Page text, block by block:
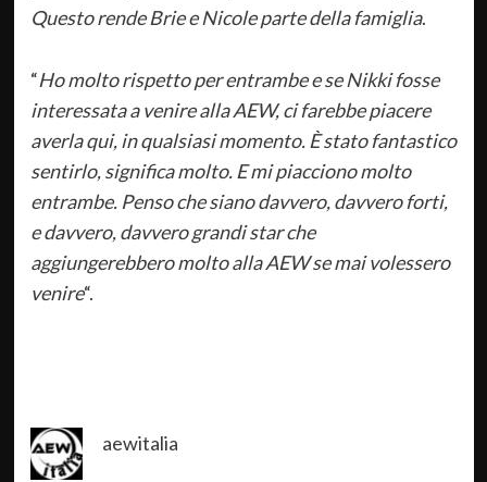
Questo rende Brie e Nicole parte della famiglia.
“Ho molto rispetto per entrambe e se Nikki fosse
interessata a venire alla AEW, ci farebbe piacere
averla qui, in qualsiasi momento. È stato fantastico
sentirlo, significa molto. E mi piacciono molto
entrambe. Penso che siano davvero, davvero forti,
e davvero, davvero grandi star che
aggiungerebbero molto alla AEW se mai volessero
venire“.
aewitalia